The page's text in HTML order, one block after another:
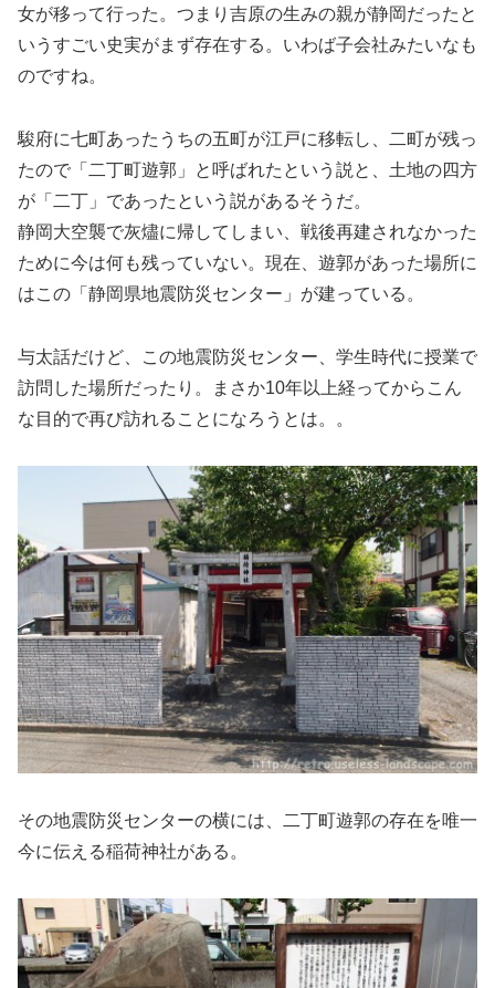
女が移って行った。つまり吉原の生みの親が静岡だったと
いうすごい史実がまず存在する。いわば子会社みたいなも
のですね。
駿府に七町あったうちの五町が江戸に移転し、二町が残っ
たので「二丁町遊郭」と呼ばれたという説と、土地の四方
が「二丁」であったという説があるそうだ。
静岡大空襲で灰燼に帰してしまい、戦後再建されなかった
ために今は何も残っていない。現在、遊郭があった場所に
はこの「静岡県地震防災センター」が建っている。
与太話だけど、この地震防災センター、学生時代に授業で
訪問した場所だったり。まさか10年以上経ってからこん
な目的で再び訪れることになろうとは。。
その地震防災センターの横には、二丁町遊郭の存在を唯一
今に伝える稲荷神社がある。